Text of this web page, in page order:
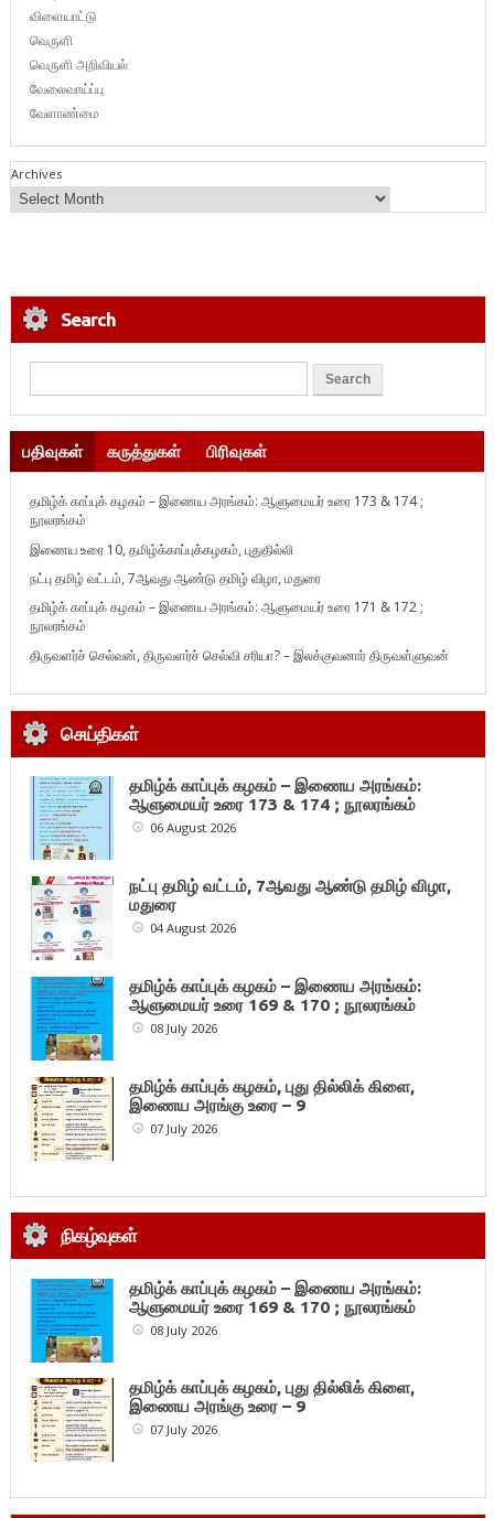
விளையாட்டு
வெருளி
வெருளி அறிவியல்
வேலைவாய்ப்பு
வேளாண்மை
Archives
Search
பதிவுகள் கருத்துகள் பிரிவுகள்
தமிழ்க் காப்புக் கழகம் – இணைய அரங்கம்: ஆளுமையர் உரை 173 & 174 ;
நூலரங்கம்
இணைய உரை 10, தமிழ்க்காப்புக்கழகம், புதுதில்லி
நட்பு தமிழ் வட்டம், 7ஆவது ஆண்டு தமிழ் விழா, மதுரை
தமிழ்க் காப்புக் கழகம் – இணைய அரங்கம்: ஆளுமையர் உரை 171 & 172 ;
நூலரங்கம்
திருவளர்ச் செல்வன், திருவளர்ச் செல்வி சரியா? – இலக்குவனார் திருவள்ளுவன்
செய்திகள்
தமிழ்க் காப்புக் கழகம் – இணைய அரங்கம்:
ஆளுமையர் உரை 173 & 174 ; நூலரங்கம்
06 August 2026
நட்பு தமிழ் வட்டம், 7ஆவது ஆண்டு தமிழ் விழா,
மதுரை
04 August 2026
தமிழ்க் காப்புக் கழகம் – இணைய அரங்கம்:
ஆளுமையர் உரை 169 & 170 ; நூலரங்கம்
08 July 2026
தமிழ்க் காப்புக் கழகம், புது தில்லிக் கிளை,
இணைய அரங்கு உரை – 9
07 July 2026
நிகழ்வுகள்
தமிழ்க் காப்புக் கழகம் – இணைய அரங்கம்:
ஆளுமையர் உரை 169 & 170 ; நூலரங்கம்
08 July 2026
தமிழ்க் காப்புக் கழகம், புது தில்லிக் கிளை,
இணைய அரங்கு உரை – 9
07 July 2026